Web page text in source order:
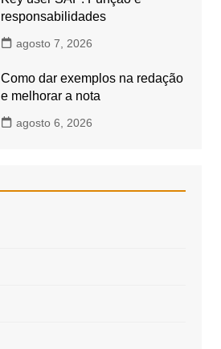
responsabilidades
agosto 7, 2026
Como dar exemplos na redação
e melhorar a nota
agosto 6, 2026